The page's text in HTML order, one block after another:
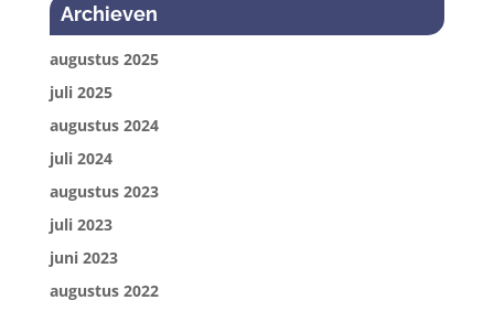
Archieven
augustus 2025
juli 2025
augustus 2024
juli 2024
augustus 2023
juli 2023
juni 2023
augustus 2022